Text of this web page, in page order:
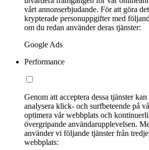
vårt annonserbjudande. För att göra
krypterade personuppgifter med
om du redan använder deras tjänster:
Google Ads
Performance
Genom att acceptera dessa tjänster
analysera klick- och surfbeteende på
optimera vår webbplats och
övergripande användarupplevelsen.
använder vi följande tjänster från
webbplats: